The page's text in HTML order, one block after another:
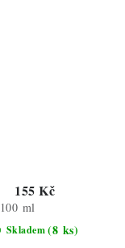
Skladem(8 ks)
155 Kč
ml